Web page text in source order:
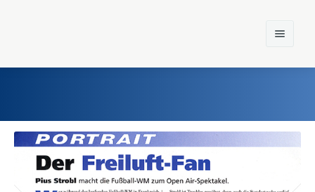
Home
Einst und Heute